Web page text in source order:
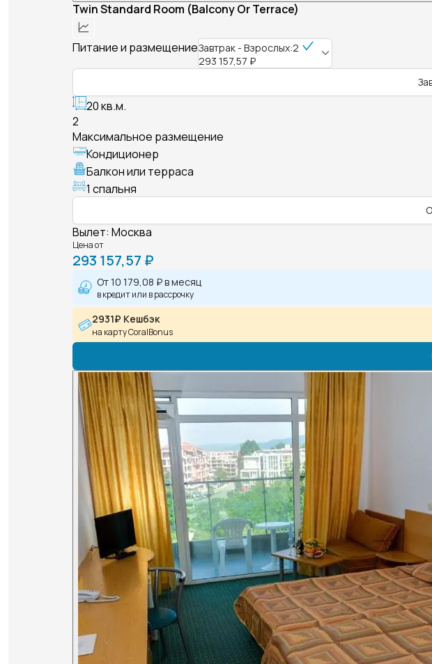
Twin Standard Room (Balcony Or Terrace)
Питание и размещениеЗавтрак - Взрослых:2
293 157,57 ₽
20 кв.м.
2
Максимальное размещение
Кондиционер
Балкон или терраса
1 спальня
Вылет: Москва
Цена от
293 157,57 ₽
От10 179,08 ₽в месяц
в кредит или в рассрочку
2931₽ Кешбэк
на карту CoralBonus